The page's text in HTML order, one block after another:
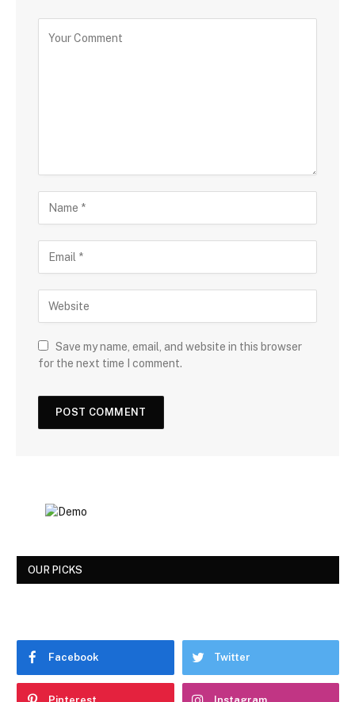
Save my name, email, and website in this browser
for the next time I comment.
OUR PICKS
Facebook Twitter